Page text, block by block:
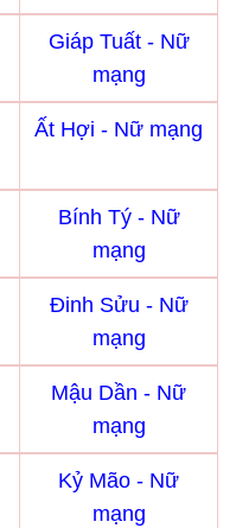
Giáp Tuất - Nữ
mạng
Ất Hợi - Nữ mạng
Bính Tý - Nữ
mạng
Đinh Sửu - Nữ
mạng
Mậu Dần - Nữ
mạng
Kỷ Mão - Nữ
mạng